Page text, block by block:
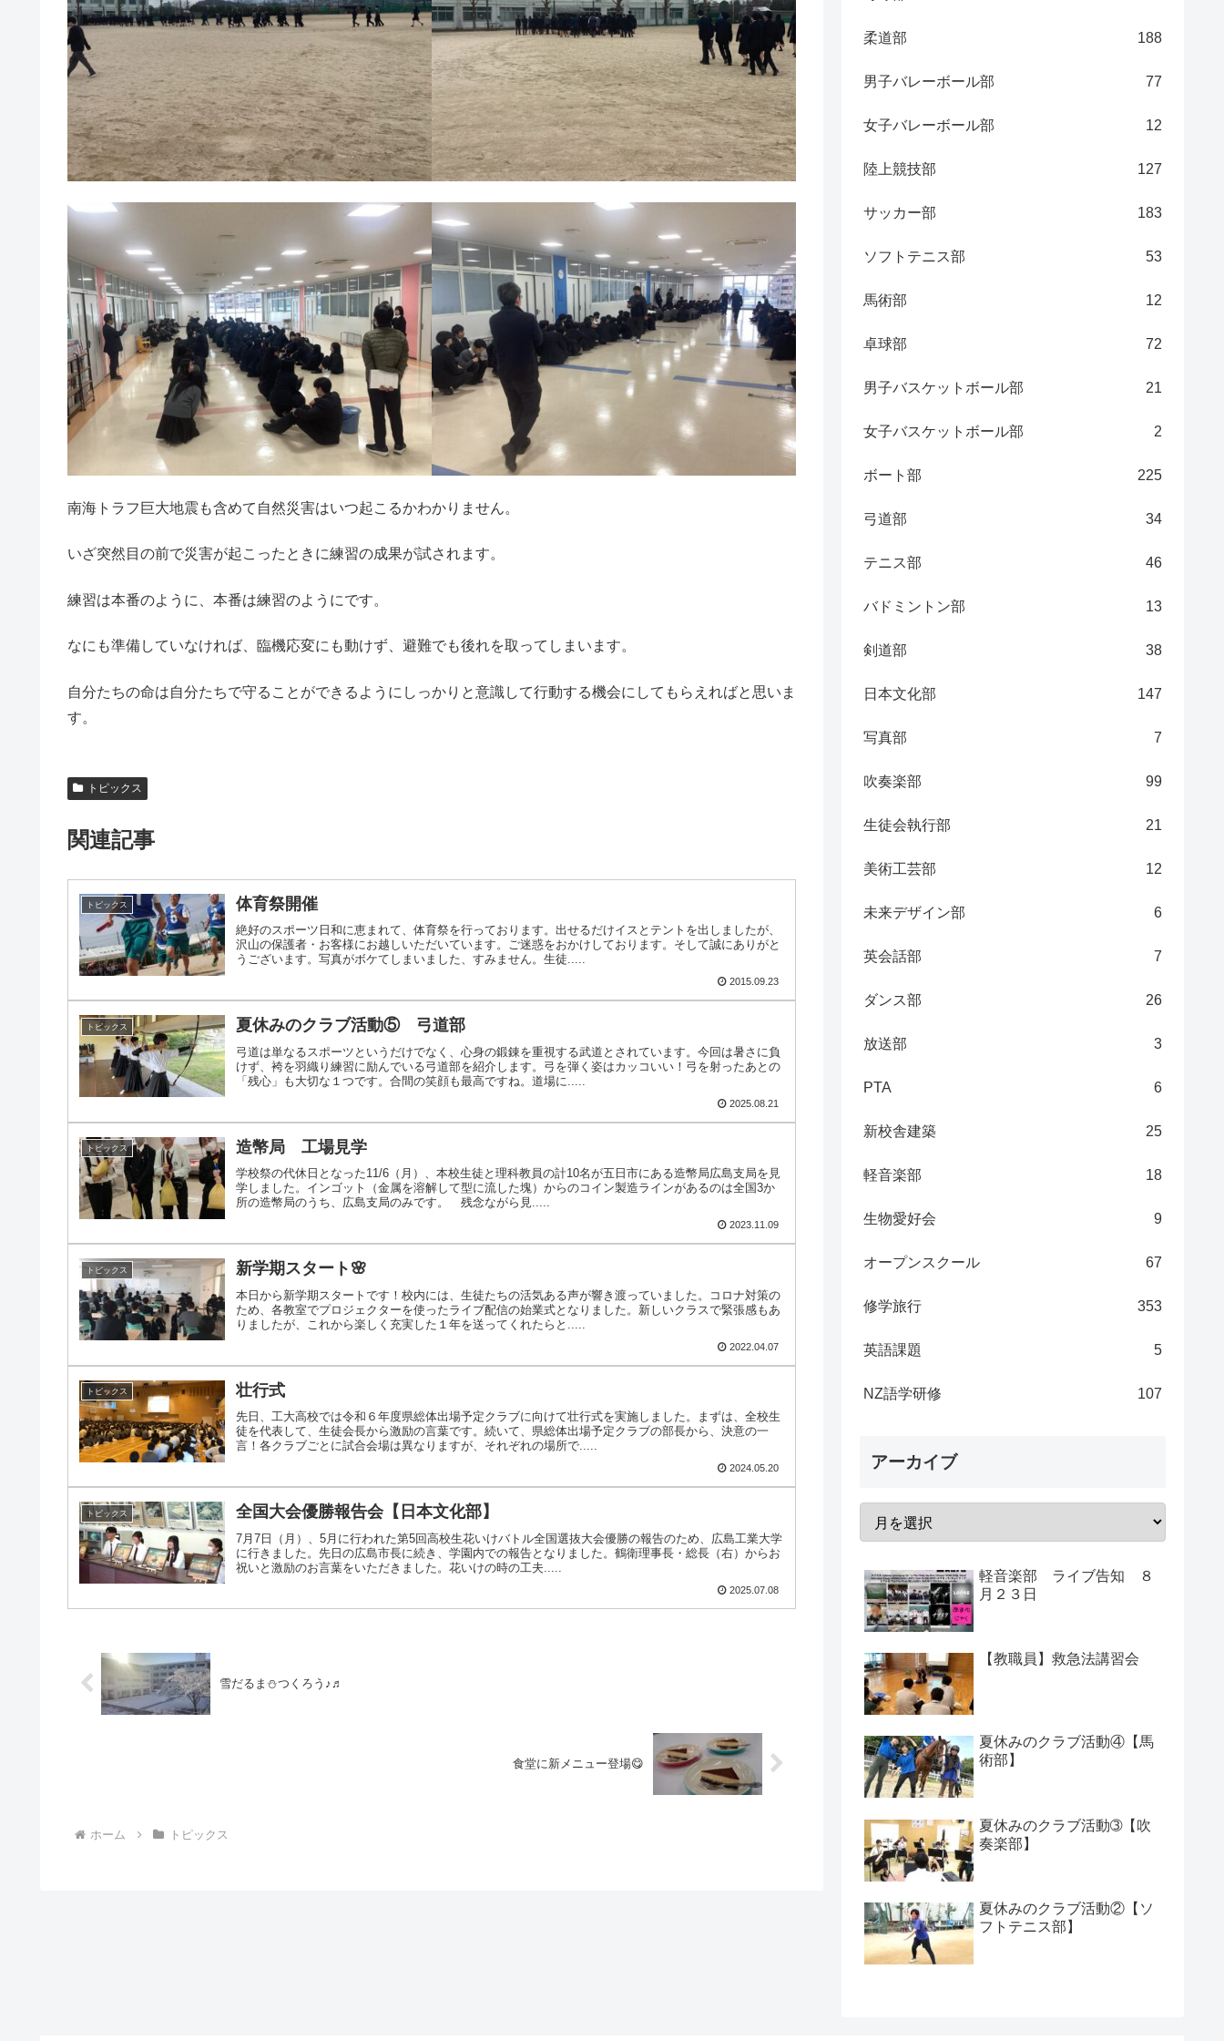
南海トラフ巨大地震も含めて自然災害はいつ起こるかわかりません。
いざ突然目の前で災害が起こったときに練習の成果が試されます。
練習は本番のように、本番は練習のようにです。
なにも準備していなければ、臨機応変にも動けず、避難でも後れを取ってしまいます。
自分たちの命は自分たちで守ることができるようにしっかりと意識して行動する機会にしてもらえればと思いま
す。
トピックス
関連記事
トピックス 体育祭開催
絶好のスポーツ日和に恵まれて、体育祭を行っております。出せるだけイスとテントを出しましたが、
沢山の保護者・お客様にお越しいただいています。ご迷惑をおかけしております。そして誠にありがと
うございます。写真がボケてしまいました、すみません。生徒.....
2015.09.23
トピックス 夏休みのクラブ活動⑤ 弓道部
弓道は単なるスポーツというだけでなく、心身の鍛錬を重視する武道とされています。今回は暑さに負
けず、袴を羽織り練習に励んでいる弓道部を紹介します。弓を弾く姿はカッコいい！弓を射ったあとの
「残心」も大切な１つです。合間の笑顔も最高ですね。道場に.....
2025.08.21
トピックス 造幣局 工場見学
学校祭の代休日となった11/6（月）、本校生徒と理科教員の計10名が五日市にある造幣局広島支局を見
学しました。インゴット（金属を溶解して型に流した塊）からのコイン製造ラインがあるのは全国3か
所の造幣局のうち、広島支局のみです。 残念ながら見.....
2023.11.09
トピックス 新学期スタート🌸
本日から新学期スタートです！校内には、生徒たちの活気ある声が響き渡っていました。コロナ対策の
ため、各教室でプロジェクターを使ったライブ配信の始業式となりました。新しいクラスで緊張感もあ
りましたが、これから楽しく充実した１年を送ってくれたらと.....
2022.04.07
トピックス 壮行式
先日、工大高校では令和６年度県総体出場予定クラブに向けて壮行式を実施しました。まずは、全校生
徒を代表して、生徒会長から激励の言葉です。続いて、県総体出場予定クラブの部長から、決意の一
言！各クラブごとに試合会場は異なりますが、それぞれの場所で.....
2024.05.20
トピックス 全国大会優勝報告会【日本文化部】
7月7日（月）、5月に行われた第5回高校生花いけバトル全国選抜大会優勝の報告のため、広島工業大学
に行きました。先日の広島市長に続き、学園内での報告となりました。鶴衛理事長・総長（右）からお
祝いと激励のお言葉をいただきました。花いけの時の工夫.....
2025.07.08
雪だるま⛄つくろう♪♬
食堂に新メニュー登場😋
ホーム トピックス
柔道部 188
男子バレーボール部 77
女子バレーボール部 12
陸上競技部 127
サッカー部 183
ソフトテニス部 53
馬術部 12
卓球部 72
男子バスケットボール部 21
女子バスケットボール部 2
ボート部 225
弓道部 34
テニス部 46
バドミントン部 13
剣道部 38
日本文化部 147
写真部 7
吹奏楽部 99
生徒会執行部 21
美術工芸部 12
未来デザイン部 6
英会話部 7
ダンス部 26
放送部 3
PTA 6
新校舎建築 25
軽音楽部 18
生物愛好会 9
オープンスクール 67
修学旅行 353
英語課題 5
NZ語学研修 107
アーカイブ
軽音楽部 ライブ告知 ８
月２３日
【教職員】救急法講習会
夏休みのクラブ活動④【馬
術部】
夏休みのクラブ活動➂【吹
奏楽部】
夏休みのクラブ活動②【ソ
フトテニス部】